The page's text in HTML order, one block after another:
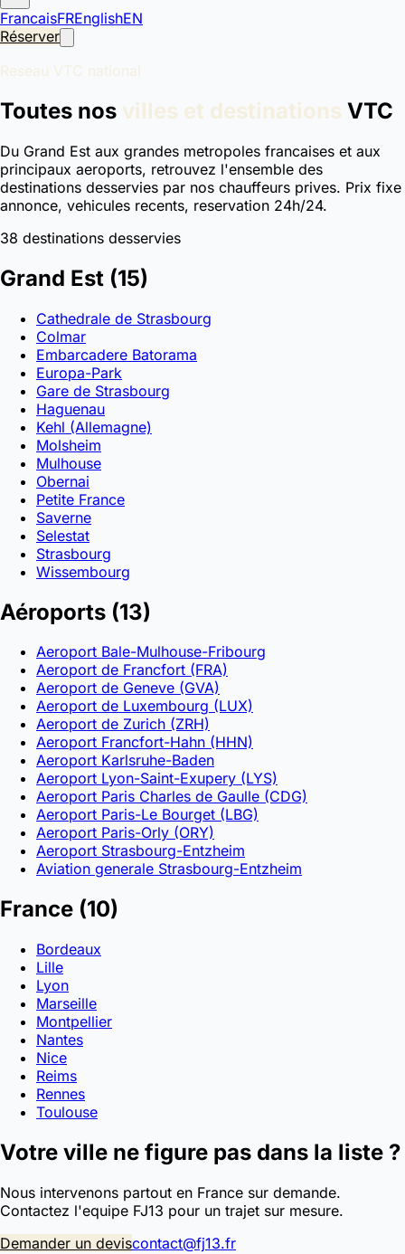
FrancaisFREnglishEN
Réserver
Reseau VTC national
Toutes nos villes et destinations VTC
Du Grand Est aux grandes metropoles francaises et aux
principaux aeroports, retrouvez l'ensemble des
destinations desservies par nos chauffeurs prives. Prix fixe
annonce, vehicules recents, reservation 24h/24.
38 destinations desservies
Grand Est (15)
Cathedrale de Strasbourg
Colmar
Embarcadere Batorama
Europa-Park
Gare de Strasbourg
Haguenau
Kehl (Allemagne)
Molsheim
Mulhouse
Obernai
Petite France
Saverne
Selestat
Strasbourg
Wissembourg
Aéroports (13)
Aeroport Bale-Mulhouse-Fribourg
Aeroport de Francfort (FRA)
Aeroport de Geneve (GVA)
Aeroport de Luxembourg (LUX)
Aeroport de Zurich (ZRH)
Aeroport Francfort-Hahn (HHN)
Aeroport Karlsruhe-Baden
Aeroport Lyon-Saint-Exupery (LYS)
Aeroport Paris Charles de Gaulle (CDG)
Aeroport Paris-Le Bourget (LBG)
Aeroport Paris-Orly (ORY)
Aeroport Strasbourg-Entzheim
Aviation generale Strasbourg-Entzheim
France (10)
Bordeaux
Lille
Lyon
Marseille
Montpellier
Nantes
Nice
Reims
Rennes
Toulouse
Votre ville ne figure pas dans la liste ?
Nous intervenons partout en France sur demande.
Contactez l'equipe FJ13 pour un trajet sur mesure.
Demander un deviscontact@fj13.fr